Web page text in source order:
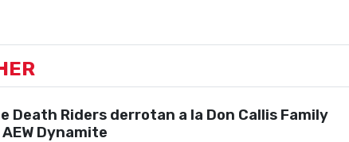
Death Riders derrotan a la Don Callis Family
Dynamite